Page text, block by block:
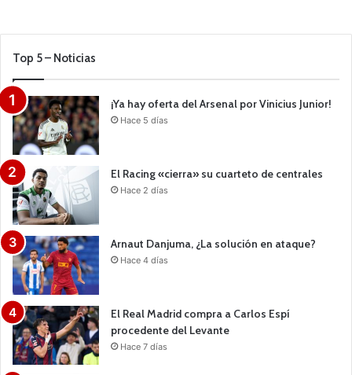
Top 5 – Noticias
¡Ya hay oferta del Arsenal por Vinicius Junior!
Hace 5 días
El Racing «cierra» su cuarteto de centrales
Hace 2 días
Arnaut Danjuma, ¿La solución en ataque?
Hace 4 días
El Real Madrid compra a Carlos Espí
procedente del Levante
Hace 7 días